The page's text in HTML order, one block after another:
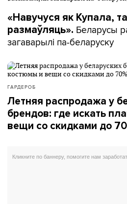
«Навучуся як Купала,
размаўляць». Беларусы
загаварылі па-беларуску
ГАРДЕРОБ
Летняя распродажа у
брендов: где искать
вещи со скидками до